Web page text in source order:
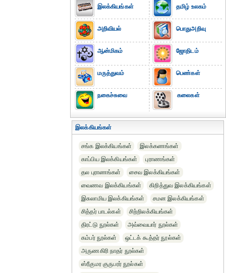
இலக்கியங்கள்
அறிவியல்
ஆன்மிகம்
மருத்துவம்
நகைச்சுவை
தமிழ் உலகம்
பொதுஅறிவு
ஜோதிடம்
பெண்கள்
கலைகள்
இலக்கியங்கள்
சங்க இலக்கியங்கள்
இலக்கணங்கள்
காப்பிய இலக்கியங்கள்
புராணங்கள்
தல புராணங்கள்
சைவ இலக்கியங்கள்
வைணவ இலக்கியங்கள்
கிறித்துவ இலக்கியங்கள்
இசுலாமிய இலக்கியங்கள்
சமன இலக்கியங்கள்
சித்தர் பாடல்கள்
சிற்றிலக்கியங்கள்
திரட்டு நூல்கள்
அவ்வையார் நூல்கள்
கம்பர் நூல்கள்
ஒட்டக் கூத்தர் நூல்கள்
அருணகிரி நாதர் நூல்கள்
ஸ்ரீகுமர குருபரர் நூல்கள்